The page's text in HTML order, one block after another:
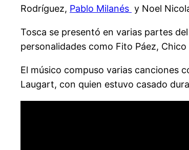
Rodríguez, Pablo Milanés y Noel
Tosca se presentó en varias partes
personalidades como Fito Páez,
El músico compuso varias canciones
Laugart, con quien estuvo casado